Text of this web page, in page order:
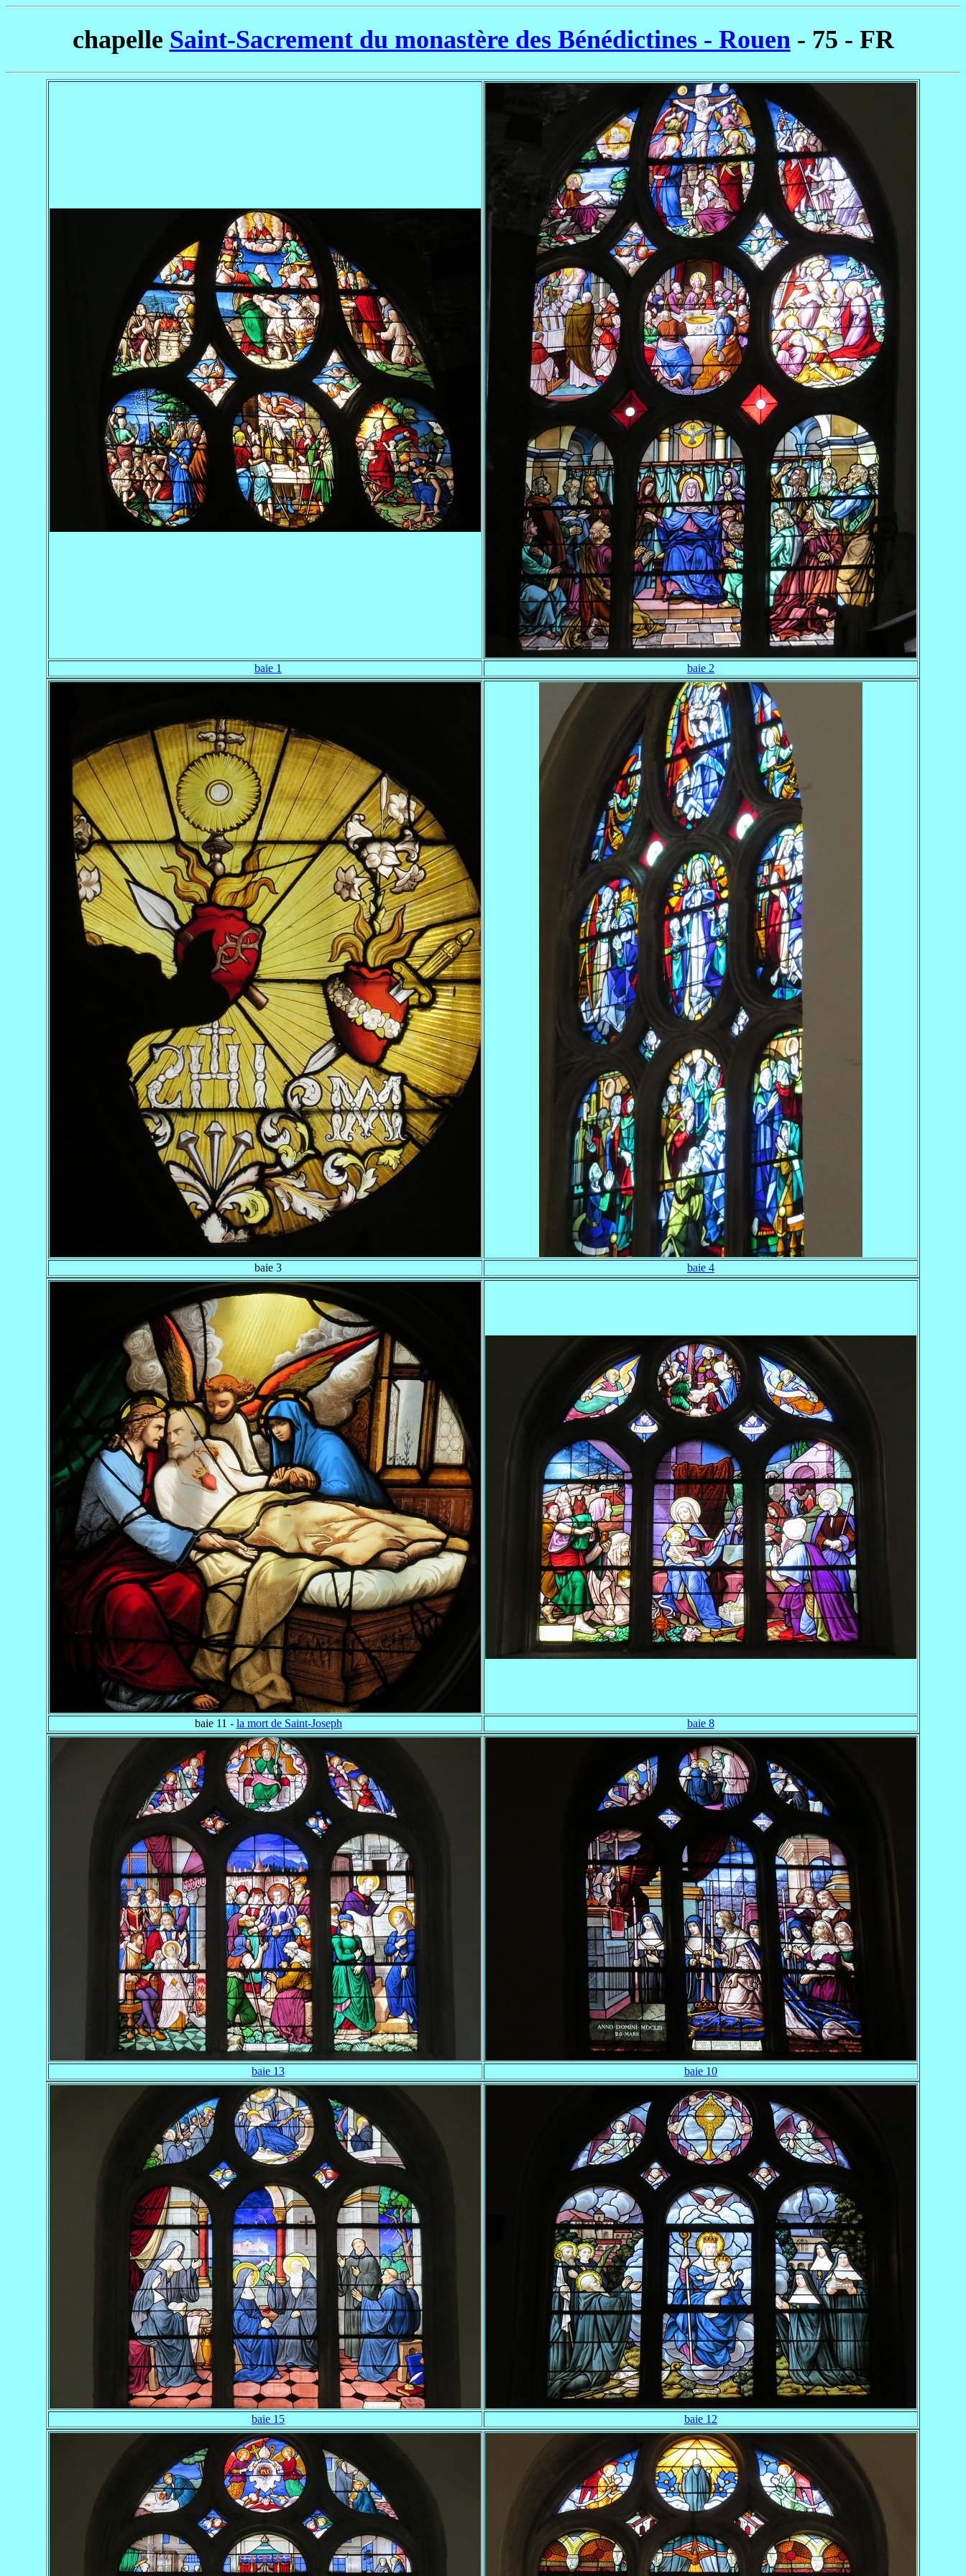
chapelle Saint-Sacrement du monastère des Bénédictines - Rouen- 75 - FR
baie 1 baie 2
baie 3 baie 4
baie 11 - la mort de Saint-Joseph baie 8
baie 13 baie 10
baie 15 baie 12